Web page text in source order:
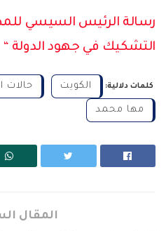
رسالة الرئيس السيسي
التشكيك في جهود الدولة “
كلمات دلالية: الكويت حالات
مها محمد
المقال